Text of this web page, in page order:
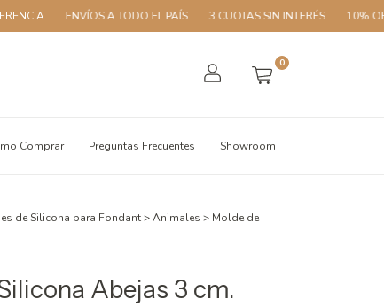
ENVÍOS A TODO EL PAÍS 3 CUOTAS SIN INTERÉS 10% OFF
0
Comprar Preguntas Frecuentes Showroom
de Silicona para Fondant > Animales > Molde de
Abejas 3 cm.